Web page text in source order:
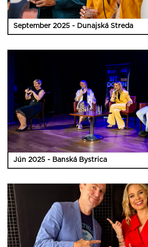
September 2025 - Dunajská Streda
Jún 2025 - Banská Bystrica